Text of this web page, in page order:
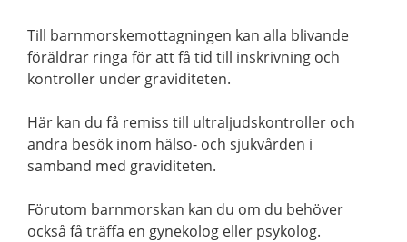
Till barnmorskemottagningen kan alla blivande
föräldrar ringa för att få tid till inskrivning och
kontroller under graviditeten.
Här kan du få remiss till ultraljudskontroller och
andra besök inom hälso- och sjukvården i
samband med graviditeten.
Förutom barnmorskan kan du om du behöver
också få träffa en gynekolog eller psykolog.